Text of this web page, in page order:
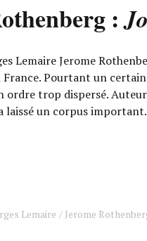
:
Lemaire Jerome
Pourtant un
ordre trop dispersé.
laissé un corpus
Lemaire Jerome